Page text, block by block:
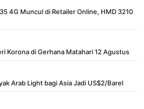
4G Muncul di Retailer Online, HMD 3210
Korona di Gerhana Matahari 12 Agustus
Arab Light bagi Asia Jadi US$2/Barel